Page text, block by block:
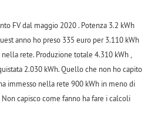
FV dal maggio 2020 . Potenza 3.2 kWh
anno ho preso 335 euro per 3.110 kWh
rete. Produzione totale 4.310 kWh ,
2.030 kWh. Quello che non ho capito
immesso nella rete 900 kWh in meno di
capisco come fanno ha fare i calcoli